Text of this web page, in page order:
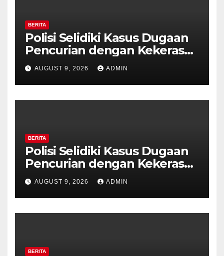
BERITA
Polisi Selidiki Kasus Dugaan
Pencurian dengan Kekerasan
di Counter HP Royal Phone
Ambarawa.
AUGUST 9, 2026 ADMIN
BERITA
Polisi Selidiki Kasus Dugaan
Pencurian dengan Kekerasan
di Counter HP Royal Phone
Ambarawa.
AUGUST 9, 2026 ADMIN
BERITA